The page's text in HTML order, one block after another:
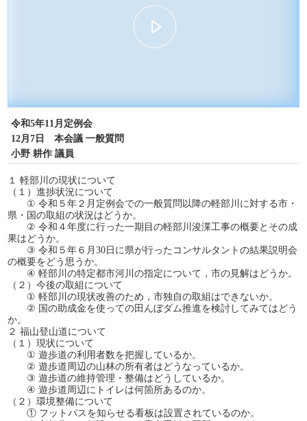
令和5年11月定例会
12月7日 本会議 一般質問
小野 耕作 議員
１ 軽部川の現状について
（１）進捗状況について
① 令和５年２月定例会での一般質問以降の軽部川に対する市・
県・国の取組の状況はどうか。
② 令和４年度に行った一期目の軽部川浚渫工事の概要とその成
果はどうか。
③ 令和５年６月30日に県が行ったコンサルタントの結果説明会
の概要をどう思うか。
④ 軽部川の特定都市河川の指定について，市の見解はどうか。
（２）今後の取組について
① 軽部川の現状改善のため，市独自の取組はできないか。
② 国の助成金を使っての田んぼダム推進を検討してみてはどう
か。
２ 福山登山道について
（１）現状について
① 遊歩道の利用者数を把握しているか。
② 遊歩道周辺の山林の所有者はどうなっているか。
③ 遊歩道の維持管理・整備はどうしているか。
④ 遊歩道周辺にトイレは何箇所あるのか。
（２）環境整備について
① フットパスを知らせる看板は設置されているのか。